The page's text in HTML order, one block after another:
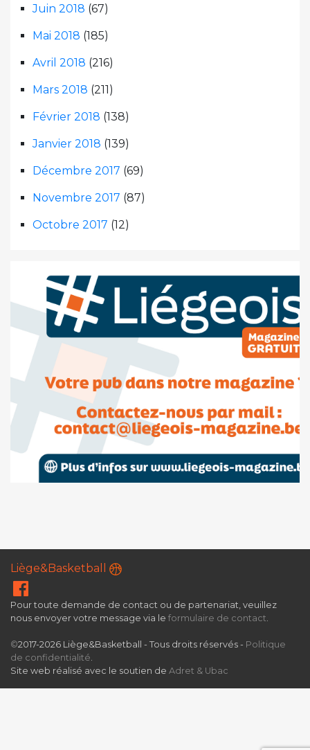
Juin 2018 (67)
Mai 2018 (185)
Avril 2018 (216)
Mars 2018 (211)
Février 2018 (138)
Janvier 2018 (139)
Décembre 2017 (69)
Novembre 2017 (87)
Octobre 2017 (12)
Liège&Basketball
Pour toute demande de contact ou de partenariat, veuillez
nous envoyer votre message via le formulaire de contact.
©2017-2026 Liège&Basketball - Tous droits réservés - Politique
de confidentialité.
Site web réalisé avec le soutien de Adret & Ubac